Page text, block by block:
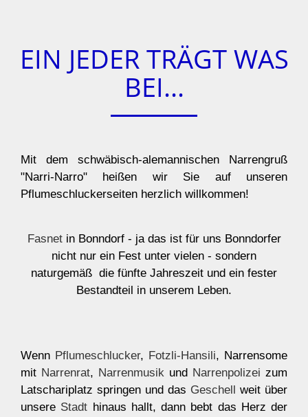
EIN JEDER TRÄGT WAS
BEI...
Mit dem schwäbisch-alemannischen Narrengruß
"Narri-Narro" heißen wir Sie auf unseren
Pflumeschluckerseiten herzlich willkommen!
Fasnetin Bonndorf - ja das ist für uns Bonndorfer
nicht nur ein Fest unter vielen - sondern
naturgemäß die fünfte Jahreszeit und ein fester
Bestandteil in unserem Leben.
Wenn Pflumeschlucker, Fotzli-Hansili, Narrensome
mit Narrenrat, Narrenmusik und Narrenpolizei zum
Latschariplatz springen und das Geschell weit über
unsere Stadt hinaus hallt, dann bebt das Herz der